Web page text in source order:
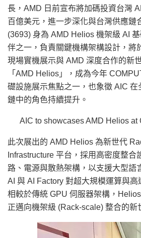
長，AMD 日前宣布將加碼投資台灣
百億美元，進一步深化與台灣供應鏈
(3693) 身為 AMD Helios 機架級 AI
伴之一，負責關鍵機構架構設計，將
現場實機展示與 AMD 深度合作的新
「AMD Helios」，成為今年
礎設施展示焦點之一，也象徵 AIC 在
鏈中的角色持續提升。
AIC to showcases AMD Helios at
此次展出的 AMD Helios 為新世代
Infrastructure 平台，採用高密度整合
路、電源與散熱架構，以支援大型語
AI 與 AI Factory 對超大規模運算與高
相較於傳統 GPU 伺服器架構，
正邁向機架級 (Rack-scale) 整合的新